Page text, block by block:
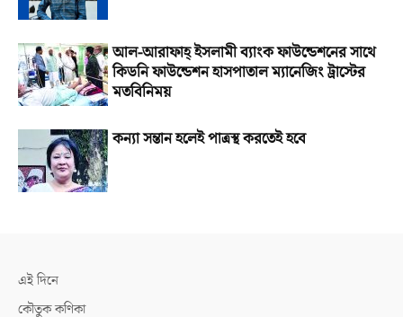
আল-আরাফাহ্‌ ইসলামী ব্যাংক ফাউন্ডেশনের সাথে
কিডনি ফাউন্ডেশন হাসপাতাল ম্যানেজিং ট্রাস্টের
মতবিনিময়
কন্যা সন্তান হলেই পাত্রস্থ করতেই হবে
এই দিনে
কৌতুক কণিকা